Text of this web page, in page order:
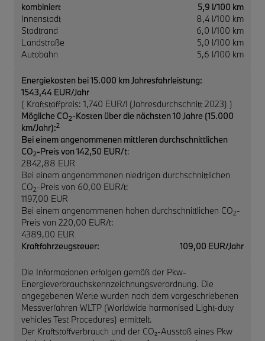
kombiniert
5,9 l/100 km
Innenstadt
8,4 l/100 km
Stadtrand
6,0 l/100 km
Landstraße
5,0 l/100 km
Autobahn
5,6 l/100 km
Energiekosten bei 15.000 km Jahresfahrleistung:
1543,44 EUR/Jahr
( Kraftstoffpreis: 1,740 EUR/l (Jahresdurchschnitt 2023) )
Mögliche CO2-Kosten über die nächsten 10 Jahre (15.000
km/Jahr):2
Bei einem angenommenen mittleren durchschnittlichen
CO2-Preis von 142,50 EUR/t:
2842,88 EUR
Bei einem angenommenen niedrigen durchschnittlichen
CO2-Preis von 60,00 EUR/t:
1197,00 EUR
Bei einem angenommenen hohen durchschnittlichen CO2-
Preis von 220,00 EUR/t:
4389,00 EUR
Kraftfahrzeugsteuer:
109,00 EUR/Jahr
Die Informationen erfolgen gemäß der Pkw-
Energieverbrauchskennzeichnungsverordnung. Die
angegebenen Werte wurden nach dem vorgeschriebenen
Messverfahren WLTP (Worldwide harmonised Light-duty
vehicles Test Procedures) ermittelt.
Der Kraftstoffverbrauch und der CO₂-Ausstoß eines Pkw